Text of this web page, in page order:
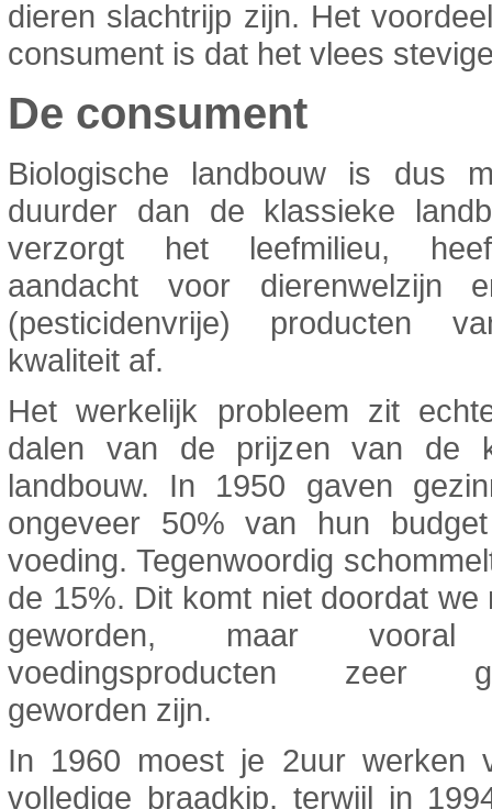
dieren slachtrijp zijn. Het
consument is dat het vlees
De consument
Biologische landbouw is dus
duurder dan de klassieke
verzorgt het leefmilieu,
aandacht voor dierenwelzijn
(pesticidenvrije) producten
kwaliteit af.
Het werkelijk probleem zit
dalen van de prijzen van de
landbouw. In 1950 gaven
ongeveer 50% van hun
voeding. Tegenwoordig
de 15%. Dit komt niet doordat we
geworden, maar vooral
voedingsproducten zeer
geworden zijn.
In 1960 moest je 2uur werken
volledige braadkip, terwijl in